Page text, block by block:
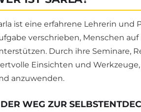
ist eine erfahrene Lehrerin und
verschrieben, Menschen
Durch ihre Seminare,
Einsichten und
anzuwenden.
DER WEG ZUR